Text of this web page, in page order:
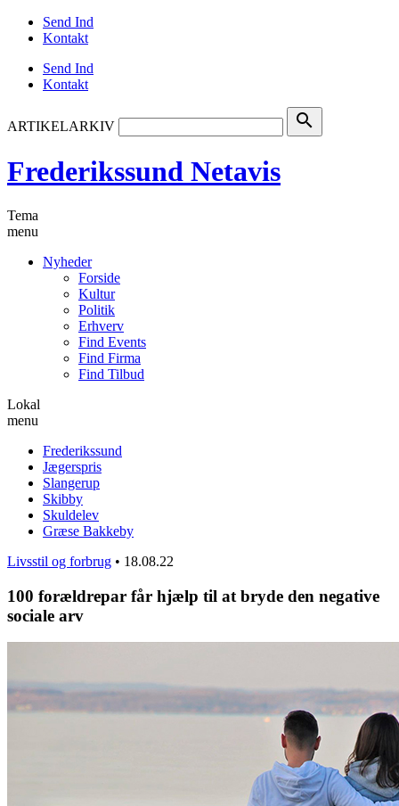
Send Ind
Kontakt
Send Ind
Kontakt
ARTIKELARKIV search
Frederikssund Netavis
Tema
menu
Nyheder
Forside
Kultur
Politik
Erhverv
Find Events
Find Firma
Find Tilbud
Lokal
menu
Frederikssund
Jægerspris
Slangerup
Skibby
Skuldelev
Græse Bakkeby
Livsstil og forbrug • 18.08.22
100 forældrepar får hjælp til at bryde den negative
sociale arv